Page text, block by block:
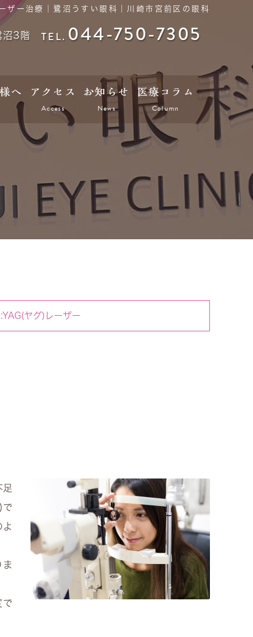
ーザー治療｜鷺沼うすい眼科｜川崎市宮前区の眼科
3階
TEL. 044-750-7305
へ
アクセス
Access
お知らせ
News
医療コラム
Column
ヤグ)レーザー
足
で
で